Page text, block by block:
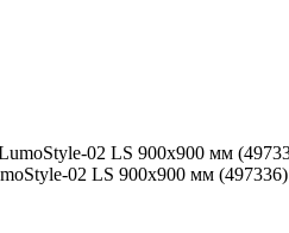
02 LS 900x900 мм (497336)